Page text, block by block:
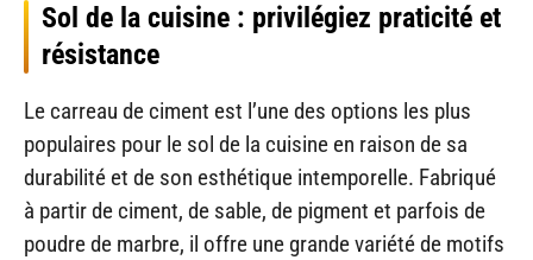
Sol de la cuisine : privilégiez praticité et
résistance
Le carreau de ciment est l’une des options les plus
populaires pour le sol de la cuisine en raison de sa
durabilité et de son esthétique intemporelle. Fabriqué
à partir de ciment, de sable, de pigment et parfois de
poudre de marbre, il offre une grande variété de motifs